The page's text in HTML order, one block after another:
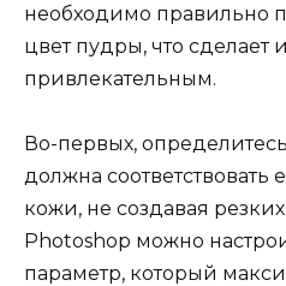
необходимо правильно
цвет пудры, что сделает
привлекательным.
Во-первых,
должна соответствовать
кожи, не создавая
Photoshop можно
параметр, который